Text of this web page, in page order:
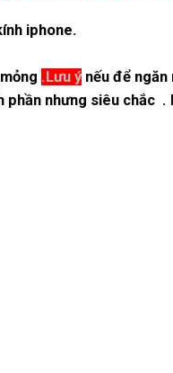
iphone.
.Lưu ý nếu để
nhưng siêu chắc .